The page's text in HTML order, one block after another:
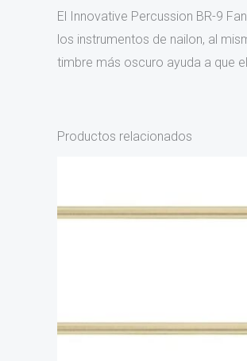
El Innovative Percussion BR-9
los instrumentos de nailon, al
timbre más oscuro ayuda a que
Productos relacionados